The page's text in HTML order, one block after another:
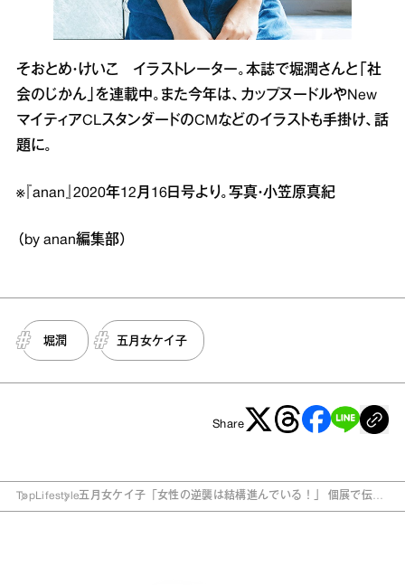
そおとめ・けいこ イラストレーター。本誌で堀潤さんと「社
会のじかん」を連載中。また今年は、カップヌードルやNew
マイティアCLスタンダードのCMなどのイラストも手掛け、話
題に。
※『anan』2020年12月16日号より。写真・小笠原真紀
（by anan編集部）
堀潤 五月女ケイ子
Share
Top Lifestyle五月女ケイ子「女性の逆襲は結構進んでいる！」 個展で伝え